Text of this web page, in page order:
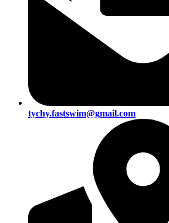
tychy.fastswim@gmail.com